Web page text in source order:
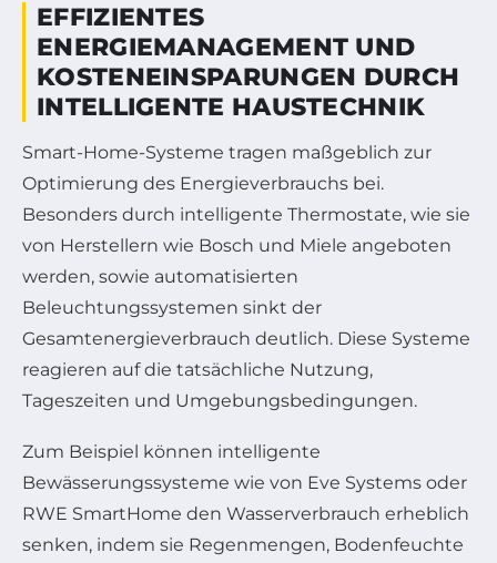
EFFIZIENTES
ENERGIEMANAGEMENT UND
KOSTENEINSPARUNGEN DURCH
INTELLIGENTE HAUSTECHNIK
Smart-Home-Systeme tragen maßgeblich zur
Optimierung des Energieverbrauchs bei.
Besonders durch intelligente Thermostate, wie sie
von Herstellern wie Bosch und Miele angeboten
werden, sowie automatisierten
Beleuchtungssystemen sinkt der
Gesamtenergieverbrauch deutlich. Diese Systeme
reagieren auf die tatsächliche Nutzung,
Tageszeiten und Umgebungsbedingungen.
Zum Beispiel können intelligente
Bewässerungssysteme wie von Eve Systems oder
RWE SmartHome den Wasserverbrauch erheblich
senken, indem sie Regenmengen, Bodenfeuchte